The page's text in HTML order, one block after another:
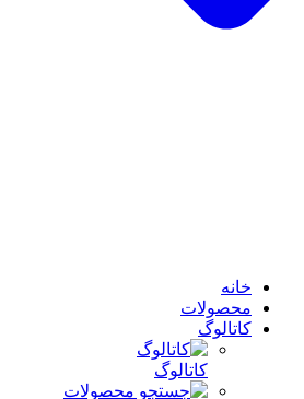
خانه
محصولات
کاتالوگ
کاتالوگ